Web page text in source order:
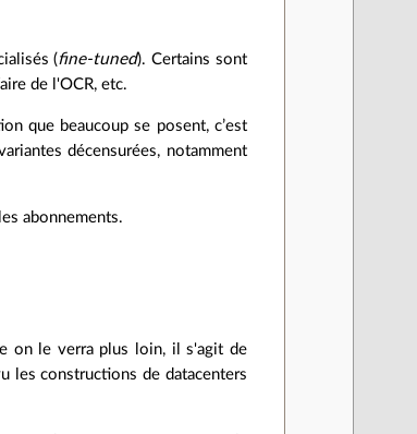
(fine-tuned). Certains sont
de l'OCR, etc.
que beaucoup se posent, c’est
décensurées, notamment
abonnements.
on le verra plus loin, il s'agit de
les constructions de datacenters